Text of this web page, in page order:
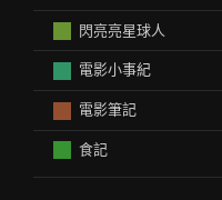
閃亮亮星球人
電影小事紀
電影筆記
食記